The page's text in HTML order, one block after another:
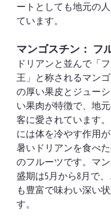
ートとしても地元の
ています。
マンゴスチン： フ
ドリアンと並んで「
王」と称されるマン
の厚い果皮とジュー
い果肉が特徴で、地
客に愛されています
には体を冷やす作用が
暑いドリアンを食べ
のフルーツです。マ
盛期は5月から8月で
も豊富で味わい深い
す。